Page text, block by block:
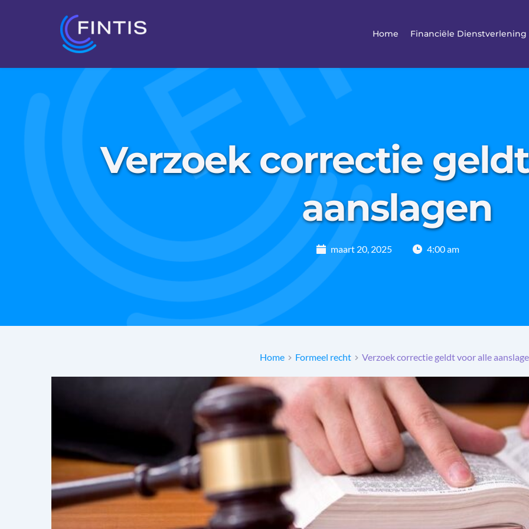
Home Financiële Dienstverlening
Verzoek correctie
aanslagen
maart 20, 2025 4:00 am
Home Formeel recht Verzoek correctie geldt voor alle